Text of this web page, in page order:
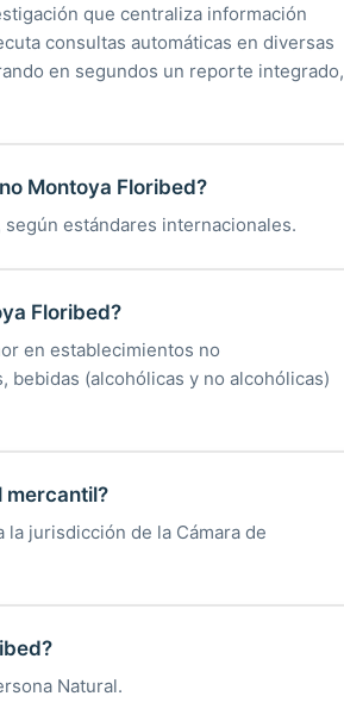
que centraliza información
consultas automáticas en diversas
en segundos un reporte integrado,
Montoya Floribed?
estándares internacionales.
Floribed?
en establecimientos no
(alcohólicas y no alcohólicas)
mercantil?
jurisdicción de la Cámara de
Natural.